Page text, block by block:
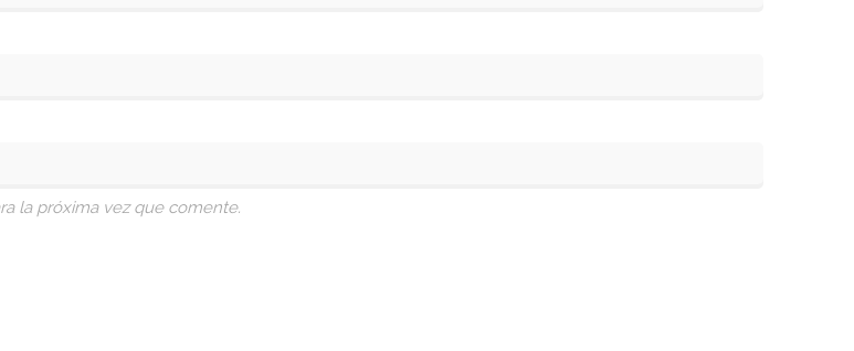
la próxima vez que comente.